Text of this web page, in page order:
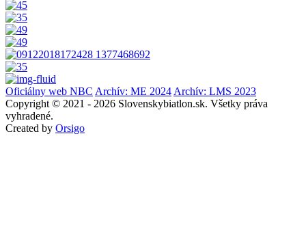
Oficiálny web NBC Archív: ME 2024 Archív: LMS 2023
Copyright © 2021 - 2026 Slovenskybiatlon.sk. Všetky práva
vyhradené.
Created by Orsigo